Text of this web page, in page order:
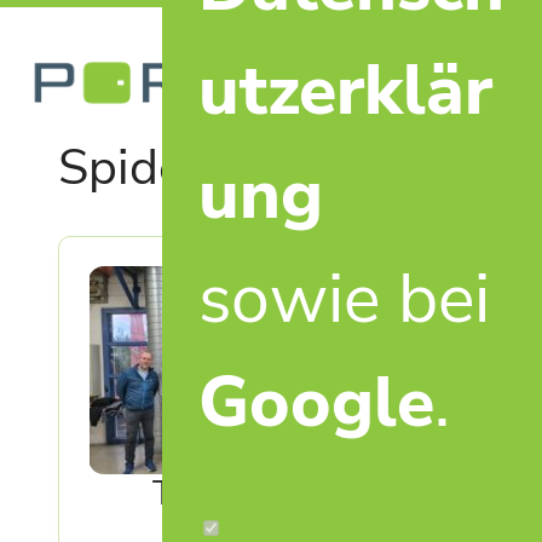
PORTALUM
Kassensysteme und
Spider
Teambuilding &
Partnerschaft
utzerklär
ung
sowie bei
Google.